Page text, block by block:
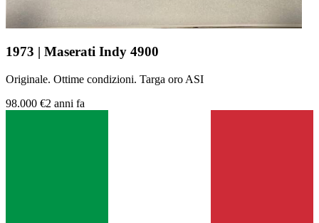
1973 | Maserati Indy 4900
Originale. Ottime condizioni. Targa oro ASI
98.000 €2 anni fa